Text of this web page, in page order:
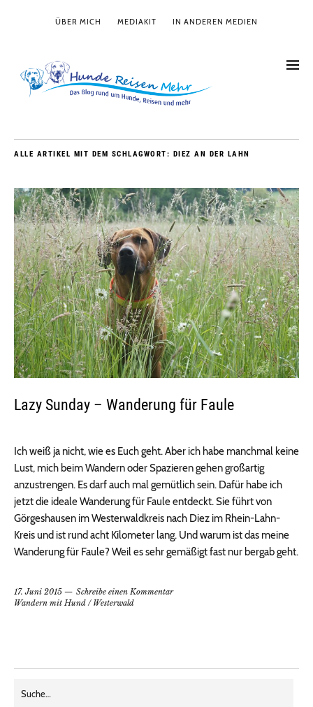
ÜBER MICH MEDIAKIT IN ANDEREN MEDIEN
ALLE ARTIKEL MIT DEM SCHLAGWORT: DIEZ AN DER LAHN
Lazy Sunday – Wanderung für Faule
Ich weiß ja nicht, wie es Euch geht. Aber ich habe manchmal keine
Lust, mich beim Wandern oder Spazieren gehen großartig
anzustrengen. Es darf auch mal gemütlich sein. Dafür habe ich
jetzt die ideale Wanderung für Faule entdeckt. Sie führt von
Görgeshausen im Westerwaldkreis nach Diez im Rhein-Lahn-
Kreis und ist rund acht Kilometer lang. Und warum ist das meine
Wanderung für Faule? Weil es sehr gemäßigt fast nur bergab geht.
17. Juni 2015
Schreibe einen Kommentar
Wandern mit Hund / Westerwald